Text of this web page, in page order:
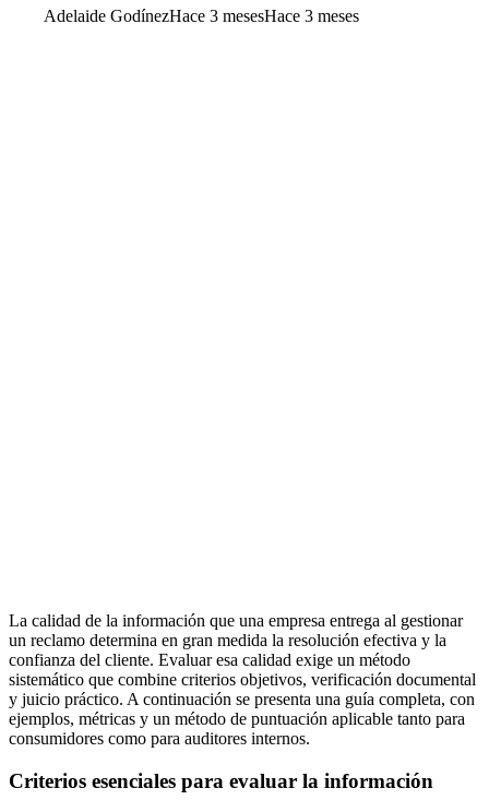
Adelaide GodínezHace 3 mesesHace 3 meses
La calidad de la información que una empresa entrega al gestionar
un reclamo determina en gran medida la resolución efectiva y la
confianza del cliente. Evaluar esa calidad exige un método
sistemático que combine criterios objetivos, verificación documental
y juicio práctico. A continuación se presenta una guía completa, con
ejemplos, métricas y un método de puntuación aplicable tanto para
consumidores como para auditores internos.
Criterios esenciales para evaluar la información